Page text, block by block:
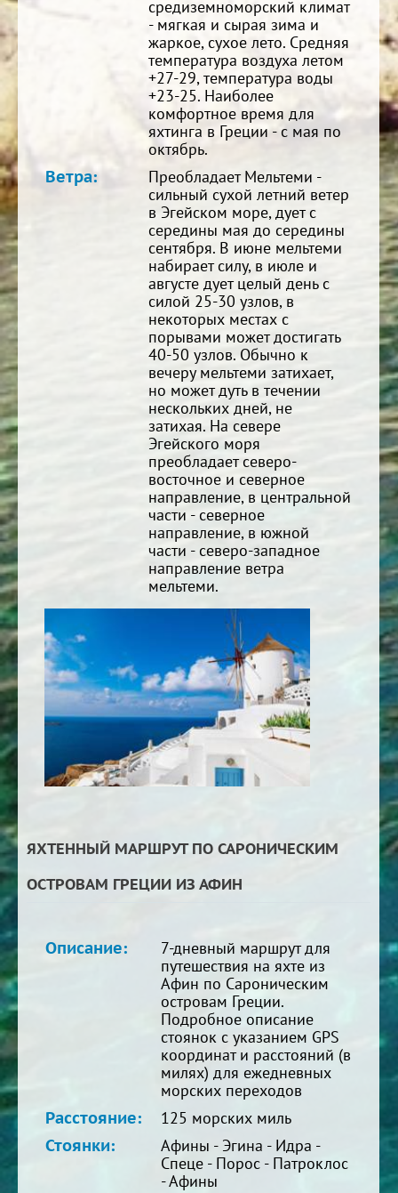
средиземноморский климат
- мягкая и сырая зима и
жаркое, сухое лето. Средняя
температура воздуха летом
+27-29, температура воды
+23-25. Наиболее
комфортное время для
яхтинга в Греции - с мая по
октябрь.
Ветра:
Преобладает Мельтеми -
сильный сухой летний ветер
в Эгейском море, дует с
середины мая до середины
сентября. В июне мельтеми
набирает силу, в июле и
августе дует целый день с
силой 25-30 узлов, в
некоторых местах с
порывами может достигать
40-50 узлов. Обычно к
вечеру мельтеми затихает,
но может дуть в течении
нескольких дней, не
затихая. На севере
Эгейского моря
преобладает северо-
восточное и северное
направление, в центральной
части - северное
направление, в южной
части - северо-западное
направление ветра
мельтеми.
ЯХТЕННЫЙ МАРШРУТ ПО САРОНИЧЕСКИМ
ОСТРОВАМ ГРЕЦИИ ИЗ АФИН
Описание:
7-дневный маршрут для
путешествия на яхте из
Афин по Сароническим
островам Греции.
Подробное описание
стоянок с указанием GPS
координат и расстояний (в
милях) для ежедневных
морских переходов
Расстояние:
125 морских миль
Стоянки:
Афины - Эгина - Идра -
Спеце - Порос - Патроклос
- Афины